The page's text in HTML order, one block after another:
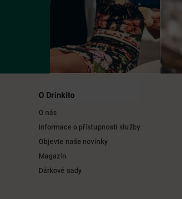
O Drinkito
O nás
Informace o přístupnosti služby
Objevte naše novinky
Magazín
Dárkové sady